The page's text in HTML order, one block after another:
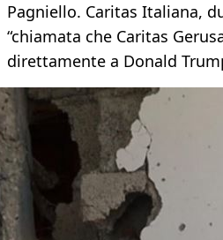
Pagniello. Caritas Italiana,
“chiamata che Caritas
direttamente a Donald